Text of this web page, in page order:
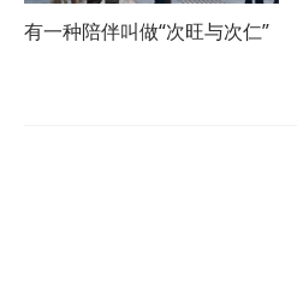
有一种陪伴叫做“次旺与次仁”